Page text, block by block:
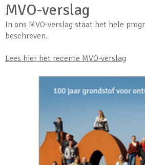
MVO-verslag
In ons MVO-verslag staat het hele
beschreven.
Lees hier het recente MVO-verslag